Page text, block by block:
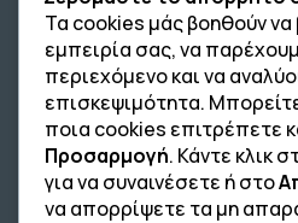
Επικοινωνία
210 4134835
210 4133810
Τα cookies μάς βοηθούν να
εμπειρία σας, να
περιεχόμενο και να
επισκεψιμότητα.
ποια cookies επιτρέπετε
Προσαρμογή. Κάντε κλικ
για να συναινέσετε ή στο
να απορρίψετε τα μη